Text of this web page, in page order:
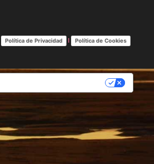
Política de Privacidad | Política de Cookies